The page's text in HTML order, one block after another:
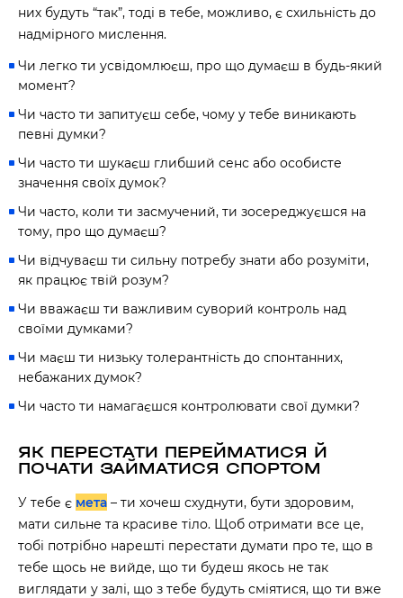
них будуть “так”, тоді в тебе, можливо, є схильність до
надмірного мислення.
Чи легко ти усвідомлюєш, про що думаєш в будь-який
момент?
Чи часто ти запитуєш себе, чому у тебе виникають
певні думки?
Чи часто ти шукаєш глибший сенс або особисте
значення своїх думок?
Чи часто, коли ти засмучений, ти зосереджуєшся на
тому, про що думаєш?
Чи відчуваєш ти сильну потребу знати або розуміти,
як працює твій розум?
Чи вважаєш ти важливим суворий контроль над
своїми думками?
Чи маєш ти низьку толерантність до спонтанних,
небажаних думок?
Чи часто ти намагаєшся контролювати свої думки?
ЯК ПЕРЕСТАТИ ПЕРЕЙМАТИСЯ Й
ПОЧАТИ ЗАЙМАТИСЯ СПОРТОМ
У тебе є мета – ти хочеш схуднути, бути здоровим,
мати сильне та красиве тіло. Щоб отримати все це,
тобі потрібно нарешті перестати думати про те, що в
тебе щось не вийде, що ти будеш якось не так
виглядати у залі, що з тебе будуть сміятися, що ти вже